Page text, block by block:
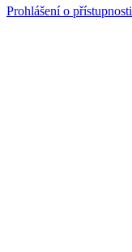
Prohlášení o přístupnosti